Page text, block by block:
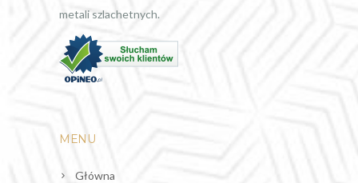
metali szlachetnych.
MENU
Główna